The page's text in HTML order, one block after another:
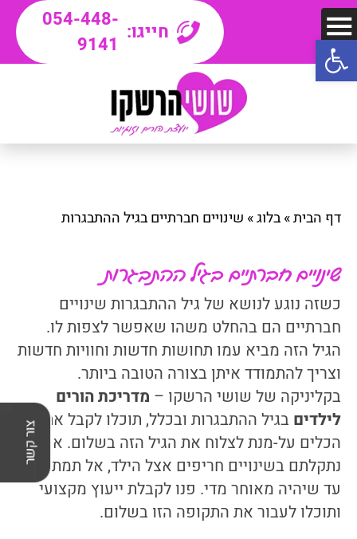
פתח סרגל נגישות חייגו: 054-448-
9141
דף הבית»בלוג» שינויים חברתיים בגיל ההתבגרות
שינויים חברתיים בגיל ההתבגרות
כשזה נוגע לנושא של גיל ההתבגרות שינויים
חברתיים הם בהחלט משהו שאפשר לצפות לו.
הגיל הזה מביא עמו תחושות חדשות וחוויות חדשות
וצריך להתמודד איתן בצורה הטובה ביותר.
בקליניקה של שושי הרשקו – מדריכת הורים
לילדים בגיל ההתבגרות ובכלל, תוכלו לקבל את כל
הכלים על-מנת לצלוח את הגיל הזה בשלום. אם
נתקלתם בשינויים חריפים אצל הילד, אל תמתינו
עד שיהיה מאוחר מדי. פנו לקבלת ייעוץ מקצועי
ותוכלו לעבור את התקופה הזו בשלום.